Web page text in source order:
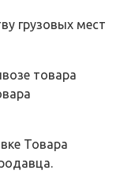
грузовых мест
товара
Товара